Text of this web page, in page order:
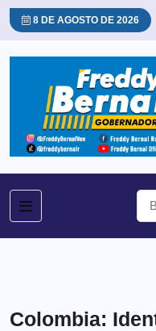
8 DE AGOSTO DE 2026
Colombia: